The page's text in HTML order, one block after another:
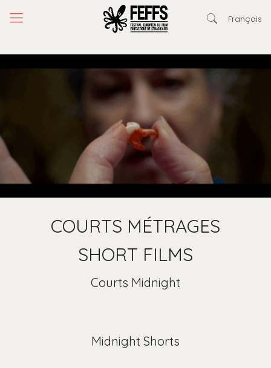
Français
COURTS MÉTRAGES
SHORT FILMS
Courts Midnight
Midnight Shorts